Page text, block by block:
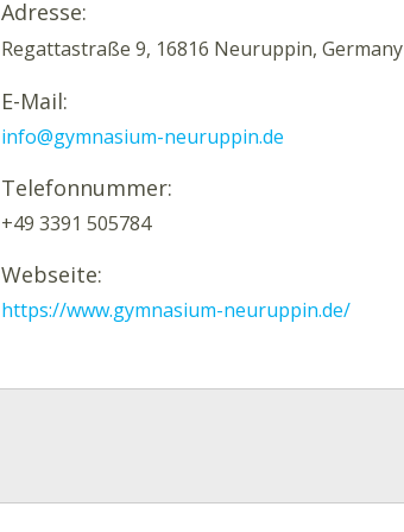
Adresse:
Regattastraße 9, 16816 Neuruppin, Germany
E-Mail:
info@gymnasium-neuruppin.de
Telefonnummer:
+49 3391 505784
Webseite:
https://www.gymnasium-neuruppin.de/